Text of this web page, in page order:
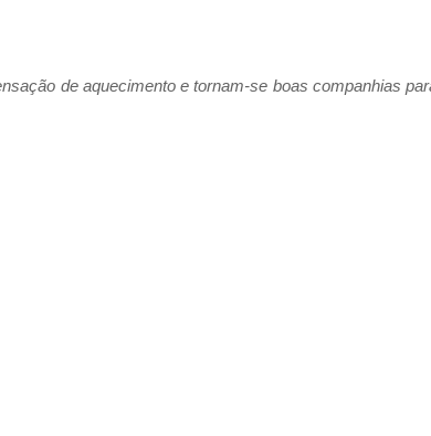
de aquecimento e tornam-se boas companhias